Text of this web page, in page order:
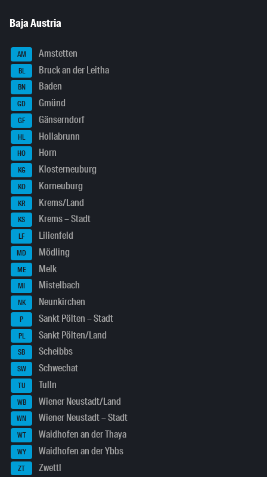
Baja Austria
AM Amstetten
BL Bruck an der Leitha
BN Baden
GD Gmünd
GF Gänserndorf
HL Hollabrunn
HO Horn
KG Klosterneuburg
KO Korneuburg
KR Krems/Land
KS Krems – Stadt
LF Lilienfeld
MD Mödling
ME Melk
MI Mistelbach
NK Neunkirchen
P Sankt Pölten – Stadt
PL Sankt Pölten/Land
SB Scheibbs
SW Schwechat
TU Tulln
WB Wiener Neustadt/Land
WN Wiener Neustadt – Stadt
WT Waidhofen an der Thaya
WY Waidhofen an der Ybbs
ZT Zwettl